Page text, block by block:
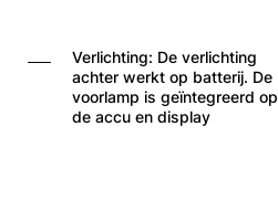
Verlichting: De verlichting
achter werkt op batterij. De
voorlamp is geïntegreerd op
de accu en display